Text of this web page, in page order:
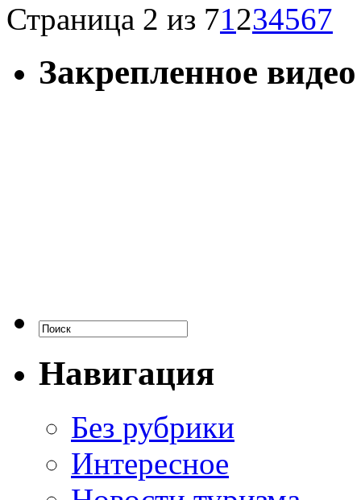
Страница 2 из 71 234567
Закрепленное видео
Навигация
Без рубрики
Интересное